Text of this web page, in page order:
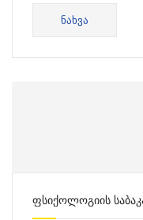
ᲜᲐᲮᲕᲐ
ფსიქოლოგიის
საკონსულტაციო